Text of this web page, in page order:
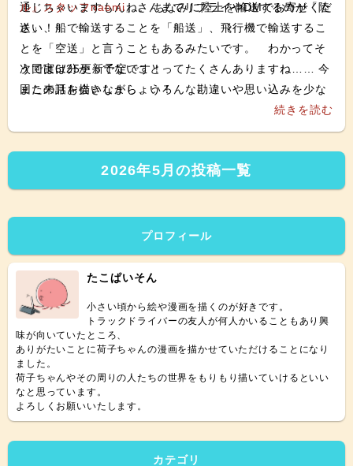
通じちゃいますもんね。 ちなみに陸上を輸送するのが「陸
送」、船で輸送することを「船送」、飛行機で輸送するこ
とを「空送」と言うこともあるみたいです。 わかってそ
うで実は分かってないことってたくさんありますね…… 今
回この話を描きながら、いろんな勘違いや思い込みを少な
くするために、わかっていると自分で思っていることも念
の為調べてみるということを習慣にしたいなと思いまし
た……！
ル』スタッフnaomi」さんまでリプライやDMでお寄せくだ
さい！
次回は6/25更新予定です！
また来月お会いしましょう！
続きを読む
2026年5月の投稿一覧
プロフィール
たこぱいそん
小さい頃から絵や漫画を描くのが好きです。
トラックドライバーの友人が何人かいることもあり興
味が向いていたところ、
ありがたいことに荷子ちゃんの漫画を描かせていただけることになり
ました。
荷子ちゃんやその周りの人たちの世界をもりもり描いていけるといい
なと思っています。
よろしくお願いいたします。
カテゴリ